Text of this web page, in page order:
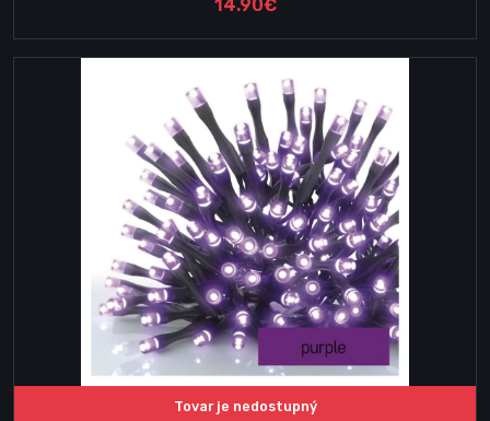
14.90€
Tovar je nedostupný